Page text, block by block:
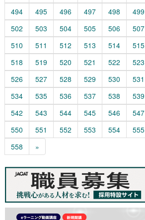
494
495 496 497 498 499
502
503 504 505 506 507
510
511 512 513 514 515
518
519 520 521 522 523
526
527 528 529 530 531
534
535 536 537 538 539
542
543 544 545 546 547
550
551 552 553 554 555
558
»